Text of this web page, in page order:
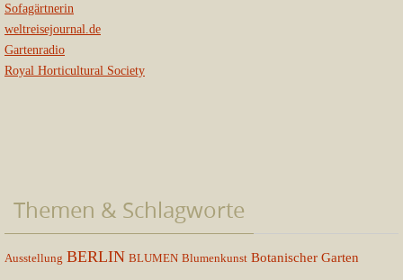
Sofagärtnerin
weltreisejournal.de
Gartenradio
Royal Horticultural Society
Themen & Schlagworte
Ausstellung BERLIN BLUMEN Blumenkunst Botanischer Garten